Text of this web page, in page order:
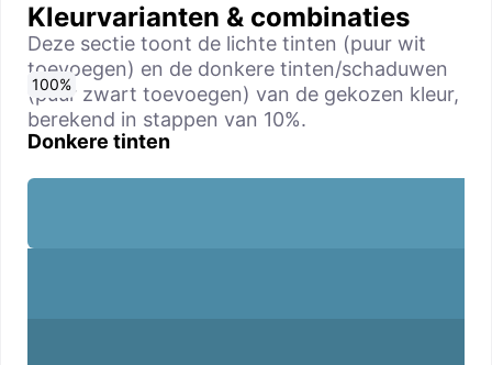
Kleurvarianten & combinaties
Deze sectie toont de lichte tinten (puur wit
toevoegen) en de donkere tinten/schaduwen
(puur zwart toevoegen) van de gekozen kleur,
berekend in stappen van 10%.
Donkere tinten
0%
10%
20%
30%
40%
50%
60%
70%
80%
90%
100%